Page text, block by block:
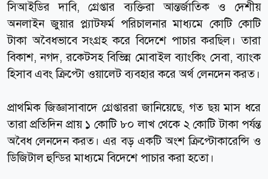
সিআইডির দাবি, গ্রেপ্তার ব্যক্তিরা আন্তর্জাতিক ও দেশীয়
অনলাইন জুয়ার প্ল্যাটফর্ম পরিচালনার মাধ্যমে কোটি কোটি
টাকা অবৈধভাবে সংগ্রহ করে বিদেশে পাচার করছিল। তারা
বিকাশ, নগদ, রকেটসহ বিভিন্ন মোবাইল ব্যাংকিং সেবা, ব্যাংক
হিসাব এবং ক্রিপ্টো ওয়ালেট ব্যবহার করে অর্থ লেনদেন করত।
প্রাথমিক জিজ্ঞাসাবাদে গ্রেপ্তাররা জানিয়েছে, গত ছয় মাস ধরে
তারা প্রতিদিন প্রায় ১ কোটি ৮০ লাখ থেকে ২ কোটি টাকা পর্যন্ত
অবৈধ লেনদেন করত। এর বড় একটি অংশ ক্রিপ্টোকারেন্সি ও
ডিজিটাল হুন্ডির মাধ্যমে বিদেশে পাচার করা হতো।